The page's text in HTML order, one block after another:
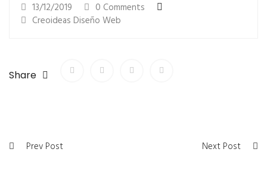
13/12/2019
0 Comments
Creoideas Diseño Web
Share
Prev Post Next Post